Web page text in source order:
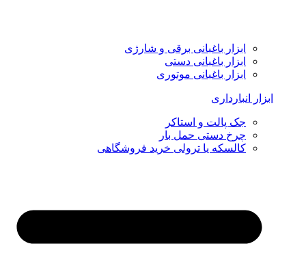
ابزار باغبانی برقی و شارژی
ابزار باغبانی دستی
ابزار باغبانی موتوری
ابزار انبارداری
جک پالت و استاکر
چرخ دستی حمل بار
کالسکه یا ترولی خرید فروشگاهی